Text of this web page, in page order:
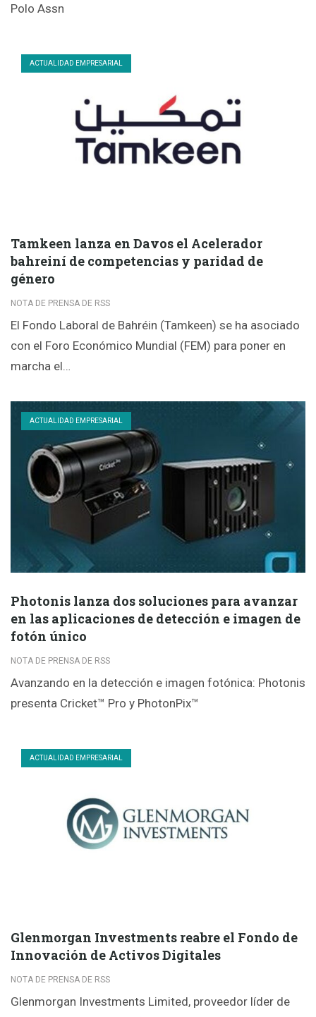
Polo Assn
ACTUALIDAD EMPRESARIAL
Tamkeen lanza en Davos el Acelerador
bahreiní de competencias y paridad de
género
NOTA DE PRENSA DE RSS
El Fondo Laboral de Bahréin (Tamkeen) se ha asociado
con el Foro Económico Mundial (FEM) para poner en
marcha el…
ACTUALIDAD EMPRESARIAL
Photonis lanza dos soluciones para avanzar
en las aplicaciones de detección e imagen de
fotón único
NOTA DE PRENSA DE RSS
Avanzando en la detección e imagen fotónica: Photonis
presenta Cricket™ Pro y PhotonPix™
ACTUALIDAD EMPRESARIAL
Glenmorgan Investments reabre el Fondo de
Innovación de Activos Digitales
NOTA DE PRENSA DE RSS
Glenmorgan Investments Limited, proveedor líder de